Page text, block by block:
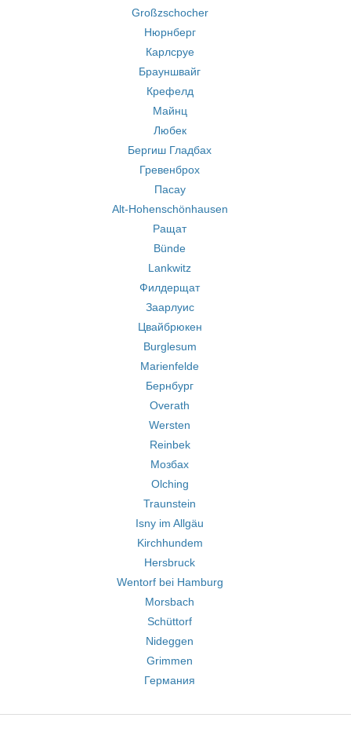
Großzschocher
Нюрнберг
Карлсруе
Брауншвайг
Крефелд
Майнц
Любек
Бергиш Гладбах
Гревенброх
Пасау
Alt-Hohenschönhausen
Ращат
Bünde
Lankwitz
Филдерщат
Заарлуис
Цвайбрюкен
Burglesum
Marienfelde
Бернбург
Overath
Wersten
Reinbek
Мозбах
Olching
Traunstein
Isny im Allgäu
Kirchhundem
Hersbruck
Wentorf bei Hamburg
Morsbach
Schüttorf
Nideggen
Grimmen
Германия